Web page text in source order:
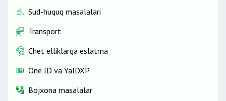
Sud-huquq masalalari
Transport
Chet elliklarga eslatma
One ID vа YaIDXP
Bojxona masalalar